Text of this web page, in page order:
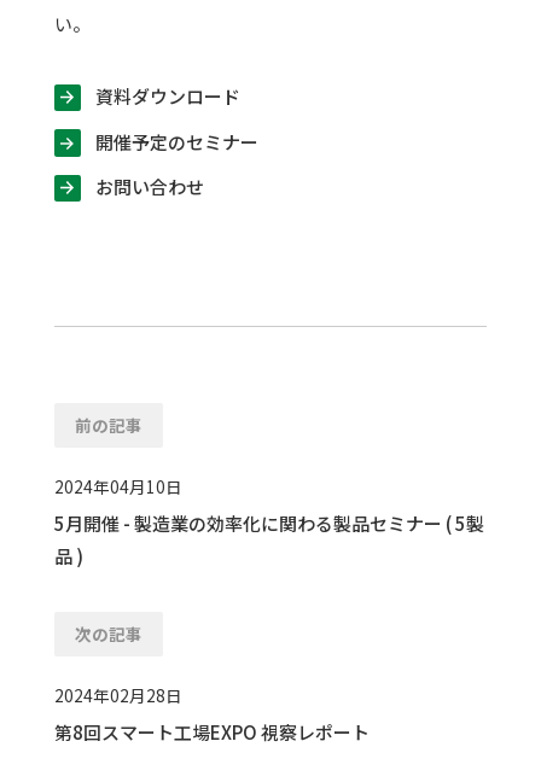
い。
資料ダウンロード
開催予定のセミナー
お問い合わせ
前の記事
2024年04月10日
5月開催 - 製造業の効率化に関わる製品セミナー ( 5製
品 )
次の記事
2024年02月28日
第8回スマート工場EXPO 視察レポート